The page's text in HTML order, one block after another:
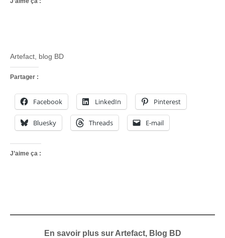
Artefact, blog BD
Partager :
Facebook LinkedIn Pinterest
Bluesky Threads E-mail
J’aime ça :
En savoir plus sur Artefact, Blog BD